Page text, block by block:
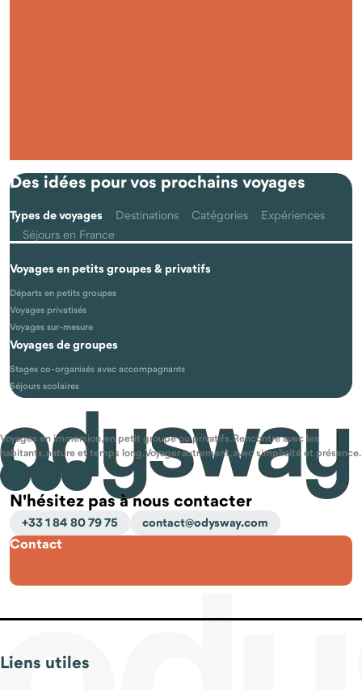
Les voyages se font-ils vraiment en petits groupes ?
Puis-je partir seul(e) ?
Qu'est-ce qui est inclus dans le prix du voyage ?
Vous ne trouvez pas la réponse qu’il vous faut ?Voir toutes nos
réponses
Vous pouvez aussiréserver un appel.
Des idées pour vos prochains voyages
Types de voyages Destinations Catégories
Expériences
Séjours en France
Voyages en petits groupes & privatifs
Départs en petits groupes
Voyages privatisés
Voyages sur-mesure
Voyages de groupes
Stages co-organisés avec accompagnants
Séjours scolaires
Voyages en immersion, en petit groupe ou privatifs. Rencontre avec les
habitants, nature et temps long. Voyager autrement, avec simplicité et présence.
N'hésitez pas à nous contacter
+33 1 84 80 79 75 contact@odysway.com
Contact
Liens utiles